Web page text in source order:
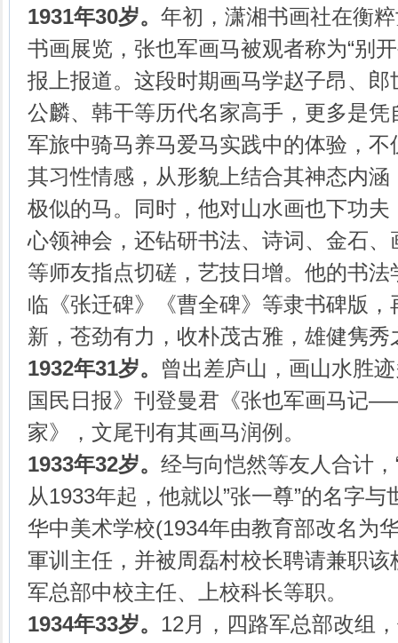
1931年30岁。 年初，潇湘书画社在衡
书画展览，张也军画马被观者称为“别
报上报道。这段时期画马学赵子昂、
公麟、韩干等历代名家高手，更多是
军旅中骑马养马爱马实践中的体验，
其习性情感，从形貌上结合其神态内
极似的马。同时，他对山水画也下功
心领神会，还钻研书法、诗词、金石
等师友指点切磋，艺技日增。他的书
临《张迁碑》《曹全碑》等隶书碑版
新，苍劲有力，收朴茂古雅，雄健隽秀
1932年31岁。 曾出差庐山，画山水胜
国民日报》刊登曼君《张也军画马记
家》，文尾刊有其画马润例。
1933年32岁。 经与向恺然等友人合计，
从1933年起，他就以”张一尊”的名字
华中美术学校(1934年由教育部改名为
軍训主任，并被周磊村校长聘请兼职
军总部中校主任、上校科长等职。
1934年33岁。 12月，四路军总部改组